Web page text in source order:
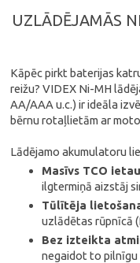
UZLĀDĒJAMĀS
Kāpēc pirkt baterijas
reižu? VIDEX Ni-MH
AA/AAA u.c.) ir ideāla
bērnu rotaļlietām ar
Lādējamo akumulatoru
Masīvs TCO
ilgtermiņā aizstāj
Tūlītēja
uzlādētas rūpnīcā
Bez izteikta
negaidot to pilnīgu